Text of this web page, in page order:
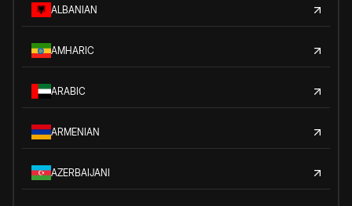
ALBANIAN
AMHARIC
ARABIC
ARMENIAN
AZERBAIJANI